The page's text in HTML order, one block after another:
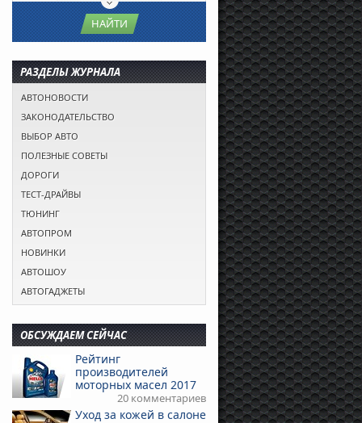
НАЙТИ
РАЗДЕЛЫ ЖУРНАЛА
АВТОНОВОСТИ
ЗАКОНОДАТЕЛЬСТВО
ВЫБОР АВТО
ПОЛЕЗНЫЕ СОВЕТЫ
ДОРОГИ
ТЕСТ-ДРАЙВЫ
ТЮНИНГ
АВТОПРОМ
НОВИНКИ
АВТОШОУ
АВТОГАДЖЕТЫ
ОБСУЖДАЕМ СЕЙЧАС
Рейтинг
производителей
моторных масел 2017
20 комментариев
Уход за кожей в салоне